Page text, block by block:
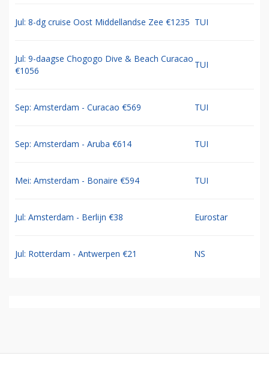
Jul: 8-dg cruise Oost Middellandse Zee €1235 TUI
Jul: 9-daagse Chogogo Dive & Beach Curacao
€1056
TUI
Sep: Amsterdam - Curacao €569 TUI
Sep: Amsterdam - Aruba €614 TUI
Mei: Amsterdam - Bonaire €594 TUI
Jul: Amsterdam - Berlijn €38 Eurostar
Jul: Rotterdam - Antwerpen €21 NS